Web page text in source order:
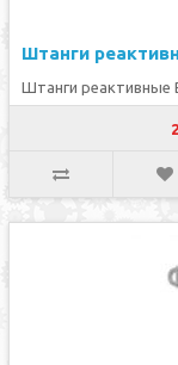
Штанги
Штанги реактивные